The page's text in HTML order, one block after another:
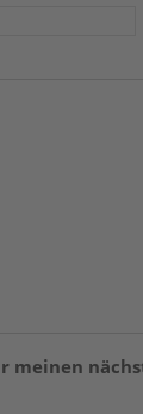
meinen